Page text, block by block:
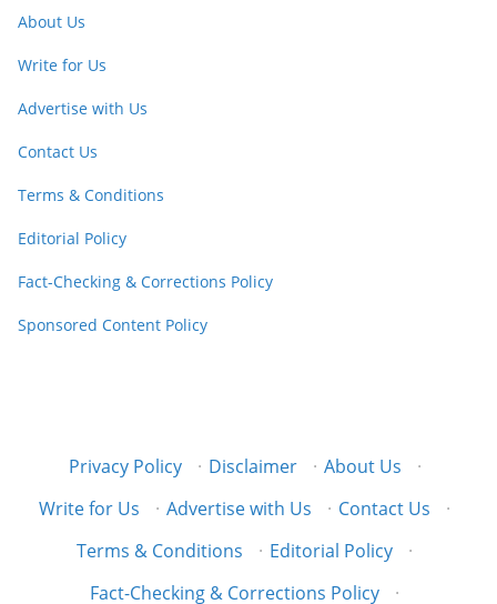
About Us
Write for Us
Advertise with Us
Contact Us
Terms & Conditions
Editorial Policy
Fact-Checking & Corrections Policy
Sponsored Content Policy
Privacy Policy · Disclaimer · About Us
·
Write for Us
· Advertise with Us · Contact Us
·
Terms & Conditions
· Editorial Policy
·
Fact-Checking & Corrections Policy
·